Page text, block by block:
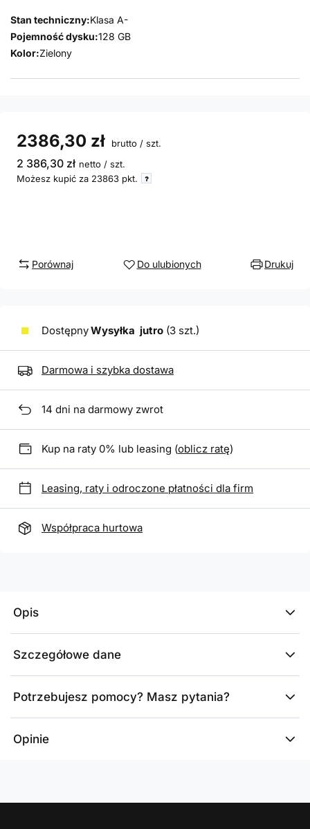
Stan techniczny:Klasa A-
Pojemność dysku:128 GB
Kolor:Zielony
2386,30 zł brutto / szt.
2 386,30 zł netto / szt.
Możesz kupić za 23863 pkt.
Porównaj Do ulubionych Drukuj
DostępnyWysyłka jutro (3 szt.)
Darmowa i szybka dostawa
14 dni na darmowy zwrot
Kup na raty 0% lub leasing (oblicz ratę)
Leasing, raty i odroczone płatności dla firm
Współpraca hurtowa
Opis
Szczegółowe dane
Potrzebujesz pomocy? Masz pytania?
Opinie